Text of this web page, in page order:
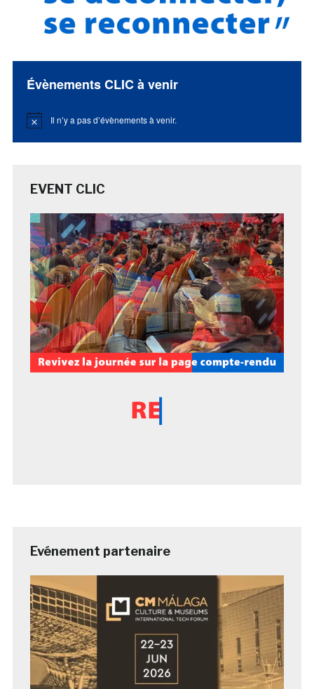
Évènements CLIC à venir
Notice Il n’y a pas d’évènements à venir.
EVENT CLIC
Evénement partenaire